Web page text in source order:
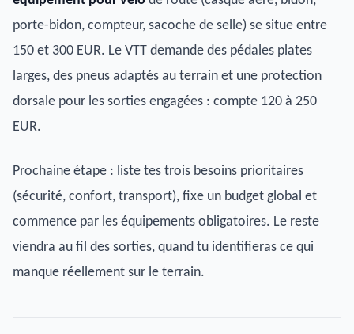
porte-bidon, compteur, sacoche de selle) se situe entre
150 et 300 EUR. Le VTT demande des pédales plates
larges, des pneus adaptés au terrain et une protection
dorsale pour les sorties engagées : compte 120 à 250
EUR.
Prochaine étape : liste tes trois besoins prioritaires
(sécurité, confort, transport), fixe un budget global et
commence par les équipements obligatoires. Le reste
viendra au fil des sorties, quand tu identifieras ce qui
manque réellement sur le terrain.